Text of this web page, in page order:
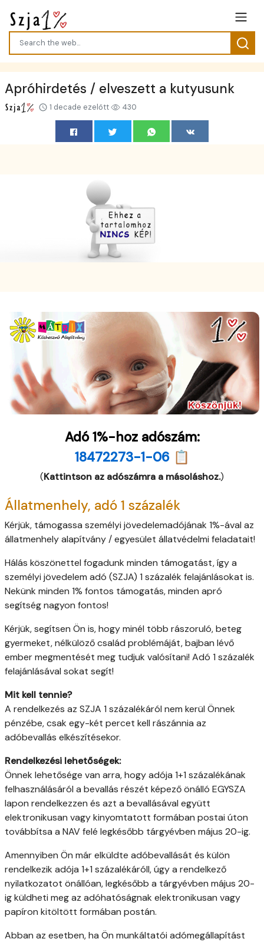
Apróhirdetés / elveszett a kutyusunk
1 decade ezelőtt 430
Adó 1%-hoz adószám:
18472273-1-06 📋
(Kattintson az adószámra a másoláshoz.)
Állatmenhely, adó 1 százalék
Kérjük, támogassa személyi jövedelemadójának 1%-ával az
állatmenhely alapítvány / egyesület állatvédelmi feladatait!
Hálás köszönettel fogadunk minden támogatást, így a
személyi jövedelem adó (SZJA) 1 százalék felajánlásokat is.
Nekünk minden 1% fontos támogatás, minden apró
segítség nagyon fontos!
Kérjük, segítsen Ön is, hogy minél több rászoruló, beteg
gyermeket, nélkülöző család problémáját, bajban lévő
ember megmentését meg tudjuk valósítani! Adó 1 százalék
felajánlásával sokat segít!
Mit kell tennie?
A rendelkezés az SZJA 1 százalékáról nem kerül Önnek
pénzébe, csak egy-két percet kell rászánnia az
adóbevallás elkészítésekor.
Rendelkezési lehetőségek:
Önnek lehetősége van arra, hogy adója 1+1 százalékának
felhasználásáról a bevallás részét képező önálló EGYSZA
lapon rendelkezzen és azt a bevallásával együtt
elektronikusan vagy kinyomtatott formában postai úton
továbbítsa a NAV felé legkésőbb tárgyévben május 20-ig.
Amennyiben Ön már elküldte adóbevallását és külön
rendelkezik adója 1+1 százalékáróll, úgy a rendelkező
nyilatkozatot önállóan, legkésőbb a tárgyévben május 20-
ig küldheti meg az adóhatóságnak elektronikusan vagy
papíron kitöltött formában postán.
Abban az esetben, ha Ön munkáltatói adómegállapítást